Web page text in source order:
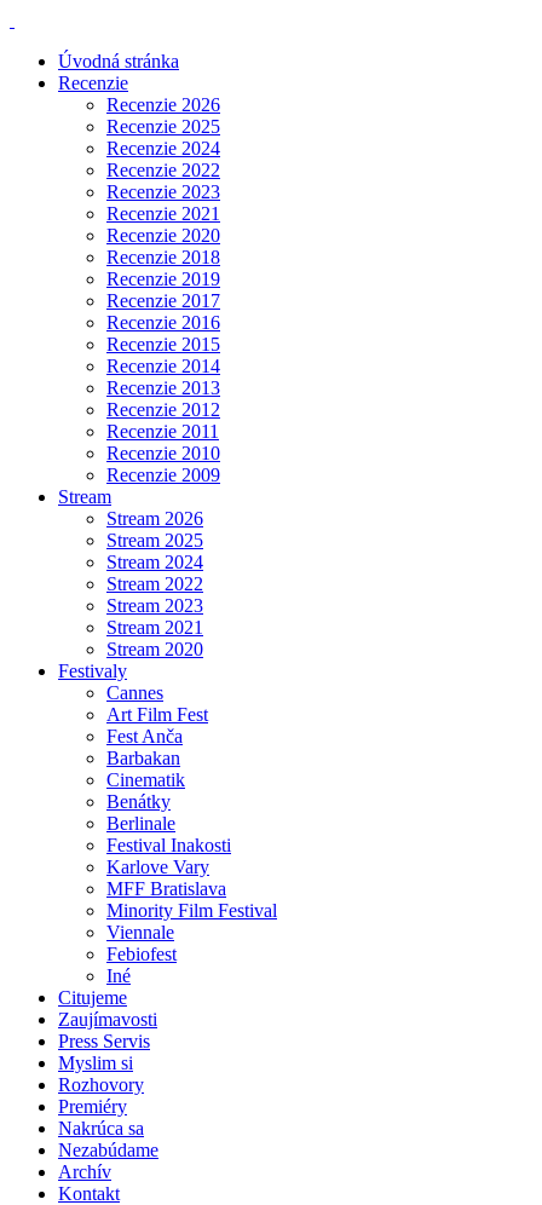
Úvodná stránka
Recenzie
Recenzie 2026
Recenzie 2025
Recenzie 2024
Recenzie 2022
Recenzie 2023
Recenzie 2021
Recenzie 2020
Recenzie 2018
Recenzie 2019
Recenzie 2017
Recenzie 2016
Recenzie 2015
Recenzie 2014
Recenzie 2013
Recenzie 2012
Recenzie 2011
Recenzie 2010
Recenzie 2009
Stream
Stream 2026
Stream 2025
Stream 2024
Stream 2022
Stream 2023
Stream 2021
Stream 2020
Festivaly
Cannes
Art Film Fest
Fest Anča
Barbakan
Cinematik
Benátky
Berlinale
Festival Inakosti
Karlove Vary
MFF Bratislava
Minority Film Festival
Viennale
Febiofest
Iné
Citujeme
Zaujímavosti
Press Servis
Myslim si
Rozhovory
Premiéry
Nakrúca sa
Nezabúdame
Archív
Kontakt